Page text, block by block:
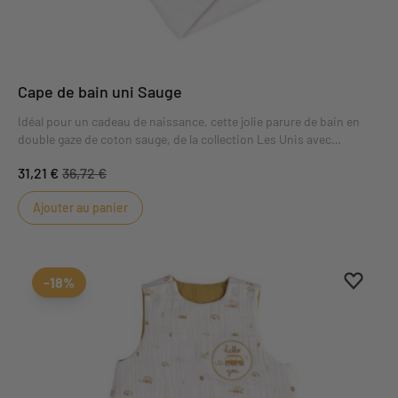
Cape de bain uni Sauge
Idéal pour un cadeau de naissance, cette jolie parure de bain en
double gaze de coton sauge, de la collection Les Unis avec
éponge généreuse !
31,21 € 36,72 €
Ajouter au panier
-18%